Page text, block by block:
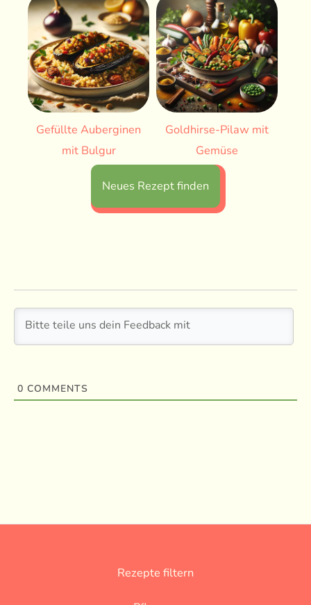
Gefüllte Auberginen
mit Bulgur
Goldhirse-Pilaw mit
Gemüse
Neues Rezept finden
0 COMMENTS
Rezepte filtern